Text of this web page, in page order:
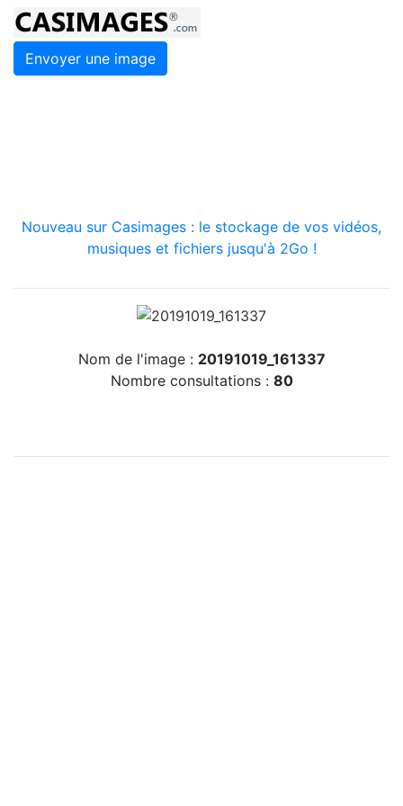
Envoyer une image
Nouveau sur Casimages : le stockage de vos vidéos,
musiques et fichiers jusqu'à 2Go !
Nom de l'image : 20191019_161337
Nombre consultations : 80